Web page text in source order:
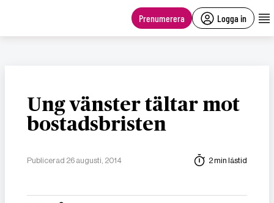
Prenumerera Logga in
Ung vänster tältar mot
bostadsbristen
Publicerad 26 augusti, 2014 2 min lästid